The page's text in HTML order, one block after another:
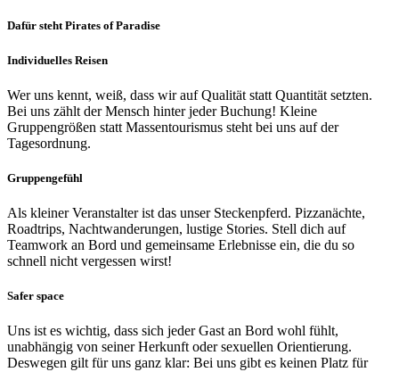
Dafür steht Pirates of Paradise
Individuelles Reisen
Wer uns kennt, weiß, dass wir auf Qualität statt Quantität setzten.
Bei uns zählt der Mensch hinter jeder Buchung! Kleine
Gruppengrößen statt Massentourismus steht bei uns auf der
Tagesordnung.
Gruppengefühl
Als kleiner Veranstalter ist das unser Steckenpferd. Pizzanächte,
Roadtrips, Nachtwanderungen, lustige Stories. Stell dich auf
Teamwork an Bord und gemeinsame Erlebnisse ein, die du so
schnell nicht vergessen wirst!
Safer space
Uns ist es wichtig, dass sich jeder Gast an Bord wohl fühlt,
unabhängig von seiner Herkunft oder sexuellen Orientierung.
Deswegen gilt für uns ganz klar: Bei uns gibt es keinen Platz für